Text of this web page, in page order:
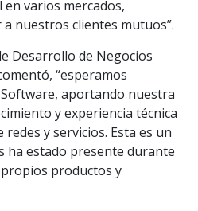
varios mercados,
nuestros clientes mutuos”.
Desarrollo de Negocios
“esperamos
aportando nuestra
y experiencia técnica
y servicios. Esta es un
ha estado presente durante
propios productos y